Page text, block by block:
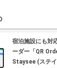
宿泊施設にも対
ーダー「QR
Staysee (ステ